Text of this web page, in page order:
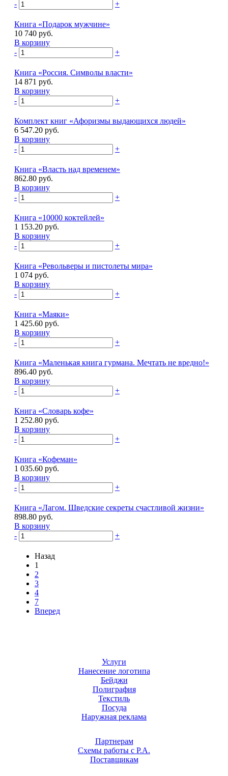
-
+
Книга «Подарок мужчине»
10 740 руб.
В корзину
-
+
Книга «Россия. Символы власти»
14 871 руб.
В корзину
-
+
Комплект книг «Афоризмы выдающихся людей»
6 547.20 руб.
В корзину
-
+
Книга «Власть над временем»
862.80 руб.
В корзину
-
+
Книга «10000 коктейлей»
1 153.20 руб.
В корзину
-
+
Книга «Револьверы и пистолеты мира»
1 074 руб.
В корзину
-
+
Книга «Маяки»
1 425.60 руб.
В корзину
-
+
Книга «Маленькая книга гурмана. Мечтать не вредно!»
896.40 руб.
В корзину
-
+
Книга «Словарь кофе»
1 252.80 руб.
В корзину
-
+
Книга «Кофеман»
1 035.60 руб.
В корзину
-
+
Книга «Лагом. Шведские секреты счастливой жизни»
898.80 руб.
В корзину
-
+
Назад
1
2
3
4
7
Вперед
Услуги
Нанесение логотипа
Бейджи
Полиграфия
Текстиль
Посуда
Наружная реклама
Партнерам
Схемы работы с Р.А.
Поставщикам